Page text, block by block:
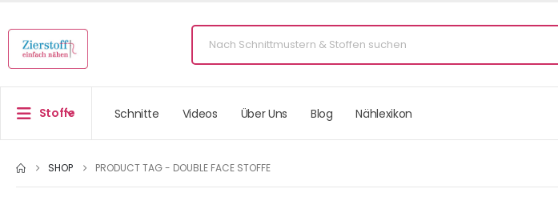
Stoffe Schnitte Videos Über Uns Blog Nählexikon
SHOP PRODUCT TAG - DOUBLE FACE STOFFE